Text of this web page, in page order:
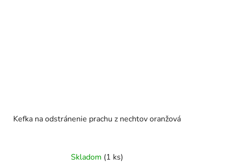
Kefka na odstránenie prachu z nechtov oranžová
Skladom (1 ks)